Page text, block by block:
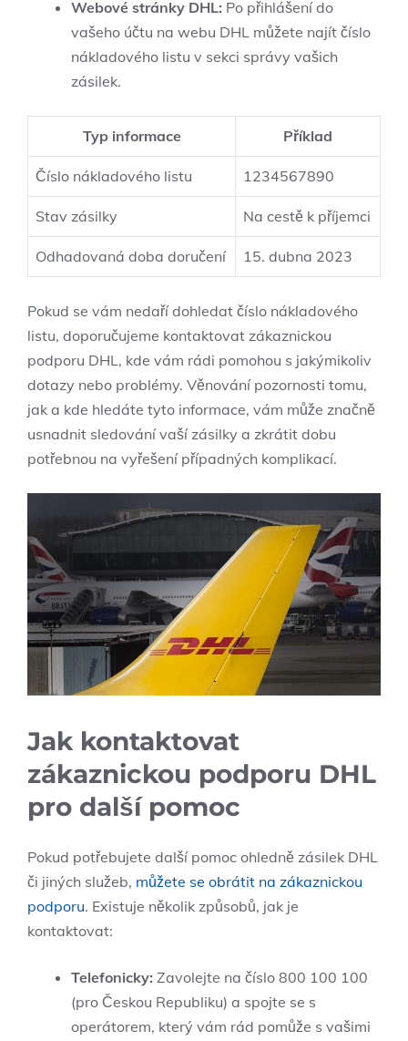
Webové stránky DHL: Po přihlášení do
vašeho účtu na webu DHL můžete najít číslo
nákladového listu v sekci správy vašich
zásilek.
Typ informace Příklad
Číslo nákladového listu 1234567890
Stav zásilky Na cestě k příjemci
Odhadovaná doba doručení 15. dubna 2023
Pokud se vám nedaří dohledat číslo nákladového
listu, doporučujeme kontaktovat zákaznickou
podporu DHL, kde vám rádi pomohou s jakýmikoliv
dotazy nebo problémy. Věnování pozornosti tomu,
jak a kde hledáte tyto informace, vám může značně
usnadnit sledování vaší zásilky a zkrátit dobu
potřebnou na vyřešení případných komplikací.
Jak kontaktovat
zákaznickou podporu DHL
pro další pomoc
Pokud potřebujete další pomoc ohledně zásilek DHL
či jiných služeb, můžete se obrátit na zákaznickou
podporu. Existuje několik způsobů, jak je
kontaktovat:
Telefonicky: Zavolejte na číslo 800 100 100
(pro Českou Republiku) a spojte se s
operátorem, který vám rád pomůže s vašimi